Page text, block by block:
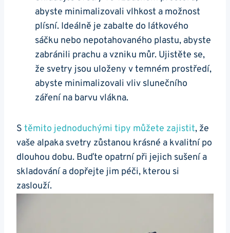
abyste minimalizovali vlhkost a možnost
plísní. Ideálně je zabalte do látkového
sáčku nebo nepotahovaného plastu, ‌abyste
zabránili prachu a vzniku můr. Ujistěte se,
že svetry jsou uloženy v temném prostředí,
abyste minimalizovali vliv slunečního
záření na ‌barvu vlákna.
S těmito jednoduchými tipy‌ můžete zajistit, že
vaše alpaka svetry ⁣zůstanou krásné a kvalitní po
dlouhou‌ dobu. Buďte⁣ opatrní při jejich sušení a
skladování a dopřejte jim péči, kterou si
⁣zaslouží.